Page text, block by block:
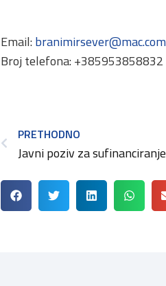
Email: branimirsever@mac.com
Broj telefona: +385953858832
PRETHODNO